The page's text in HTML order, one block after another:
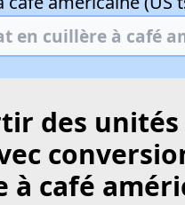
des
à café